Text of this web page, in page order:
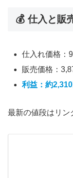
💰 仕入と販
仕入れ価格：
販売価格：
利益：約2,310
最新の値段はリン